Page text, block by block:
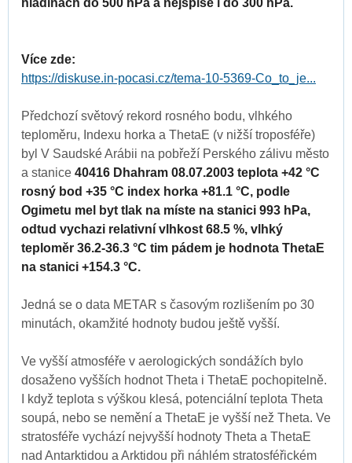
hladinách do 500 hPa a nejspíše i do 300 hPa.
Více zde:
https://diskuse.in-pocasi.cz/tema-10-5369-Co_to_je...
Předchozí světový rekord rosného bodu, vlhkého
teploměru, Indexu horka a ThetaE (v nižší troposféře)
byl V Saudské Arábii na pobřeží Perského zálivu město
a stanice 40416 Dhahram 08.07.2003 teplota +42 °C
rosný bod +35 °C index horka +81.1 °C, podle
Ogimetu mel byt tlak na míste na stanici 993 hPa,
odtud vychazi relativní vlhkost 68.5 %, vlhký
teploměr 36.2-36.3 °C tim pádem je hodnota ThetaE
na stanici +154.3 °C.
Jedná se o data METAR s časovým rozlišením po 30
minutách, okamžité hodnoty budou ještě vyšší.
Ve vyšší atmosféře v aerologických sondážích bylo
dosaženo vyšších hodnot Theta i ThetaE pochopitelně.
I když teplota s výškou klesá, potenciální teplota Theta
soupá, nebo se nemění a ThetaE je vyšší než Theta. Ve
stratosféře vychází nejvyšší hodnoty Theta a ThetaE
nad Antarktidou a Arktidou při náhlém stratosféřickém